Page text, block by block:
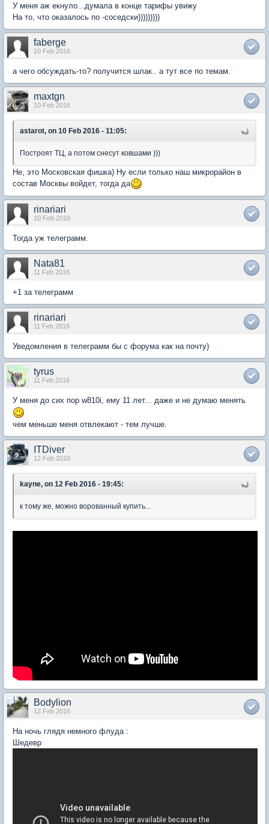
У меня аж екнуло...думала в конце тарифы увижу
На то, что оказалось по -соседски)))))))))
faberge
10 Feb 2016
а чего обсуждать-то? получится шлак.. а тут все по темам.
maxtgn
10 Feb 2016
astarot, on 10 Feb 2016 - 11:05:
Построят ТЦ, а потом снесут ковшами )))
Не, это Московская фишка) Ну если только наш микрорайон в
состав Москвы войдет, тогда да
rinariari
10 Feb 2016
Тогда уж телеграмм.
Nata81
11 Feb 2016
+1 за телеграмм
rinariari
11 Feb 2016
Уведомления в телеграмм бы с форума как на почту)
tyrus
11 Feb 2016
У меня до сих пор w810i, ему 11 лет... даже и не думаю менять
чем меньше меня отвлекают - тем лучше.
ITDiver
12 Feb 2016
kayne, on 12 Feb 2016 - 19:45:
к тому же, можно ворованный купить...
Bodylion
12 Feb 2016
На ночь глядя немного флуда :
Шедевр